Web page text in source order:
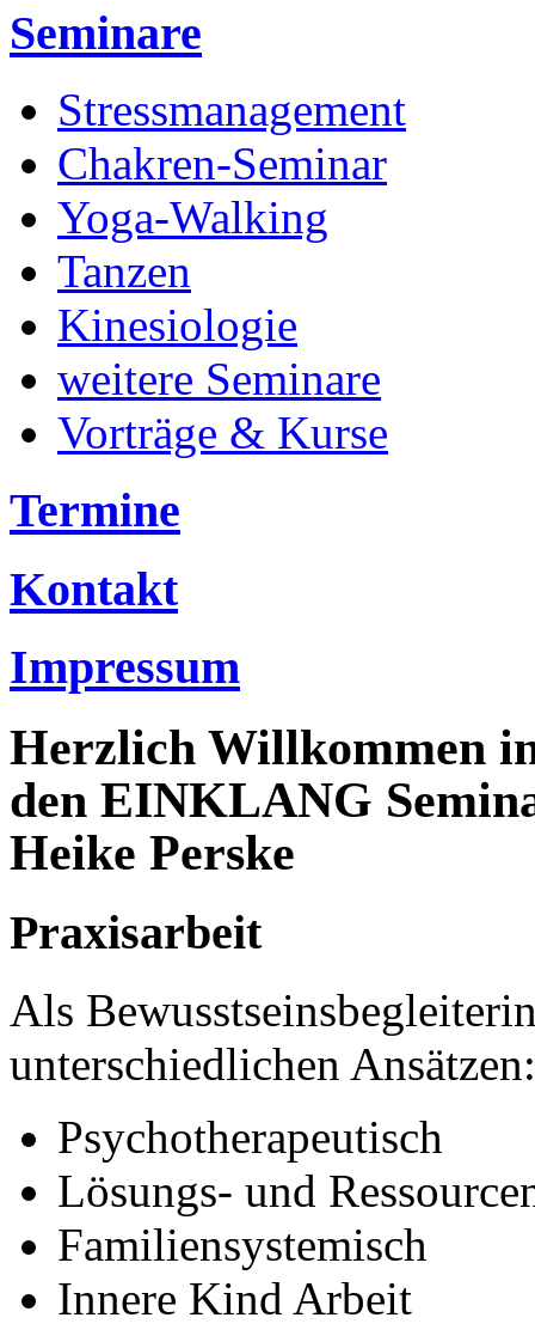
Seminare
Stressmanagement
Chakren-Seminar
Yoga-Walking
Tanzen
Kinesiologie
weitere Seminare
Vorträge & Kurse
Termine
Kontakt
Impressum
Herzlich Willkommen
den EINKLANG
Heike Perske
Praxisarbeit
Als
unterschiedlichen Ansätzen:
Psychotherapeutisch
Lösungs- und
Familiensystemisch
Innere Kind Arbeit